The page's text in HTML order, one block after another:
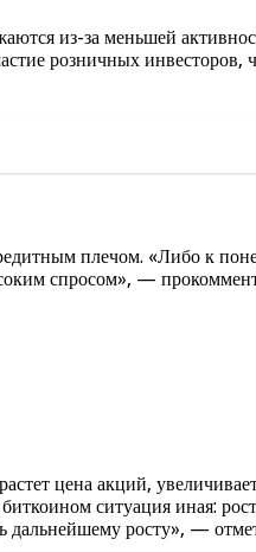
из-за меньшей
розничных инвесторов,
плечом. «Либо к
спросом», —
цена акций,
ситуация иная:
дальнейшему росту», —